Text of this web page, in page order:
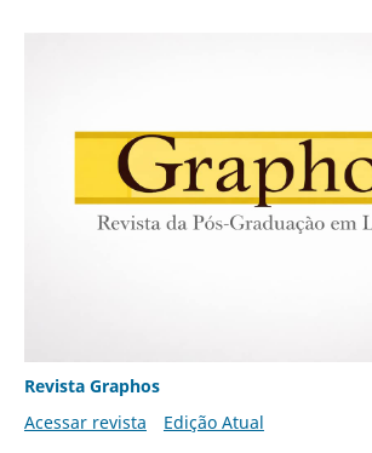
Revista Graphos
Acessar revista
Edição Atual